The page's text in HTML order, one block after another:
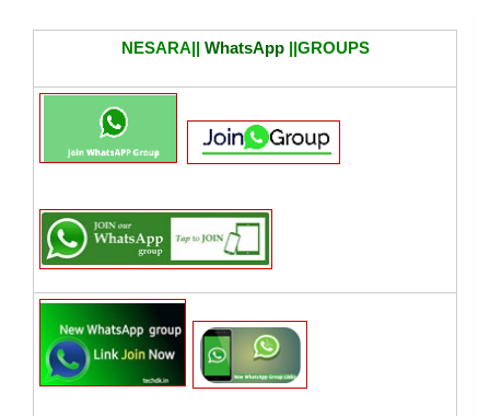
NESARA|| WhatsApp||GROUPS